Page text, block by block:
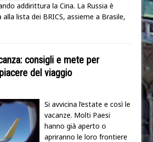
addirittura la Cina. La Russia è
lista dei BRICS, assieme a Brasile,
consigli e mete per
del viaggio
Si avvicina l’estate e così le
vacanze. Molti Paesi
hanno già aperto o
apriranno le loro frontiere